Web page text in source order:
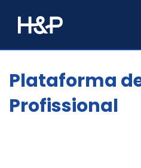
Plataforma
Profissional